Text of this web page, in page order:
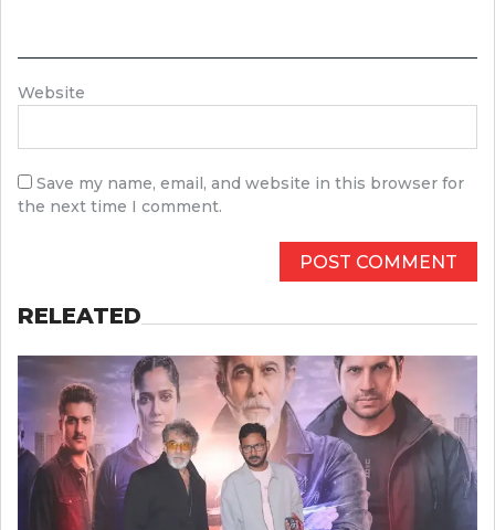
Website
Save my name, email, and website in this browser for
the next time I comment.
RELEATED